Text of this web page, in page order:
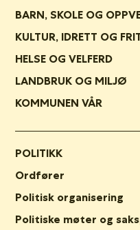
BARN, SKOLE OG
KULTUR, IDRETT OG
HELSE OG VELFERD
LANDBRUK OG MILJØ
KOMMUNEN VÅR
POLITIKK
Ordfører
Politisk organisering
Politiske møter og